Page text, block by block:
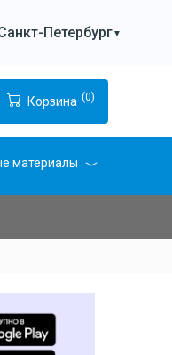
Петербург▼
Корзина (0)
материалы